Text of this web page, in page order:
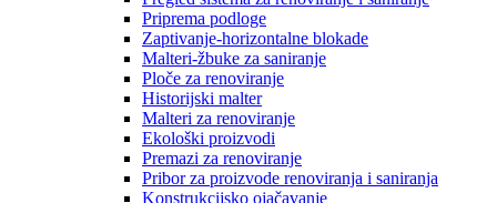
Priprema podloge
Zaptivanje-horizontalne blokade
Malteri-žbuke za saniranje
Ploče za renoviranje
Historijski malter
Malteri za renoviranje
Ekološki proizvodi
Premazi za renoviranje
Pribor za proizvode renoviranja i saniranja
Konstrukcijsko ojačavanje